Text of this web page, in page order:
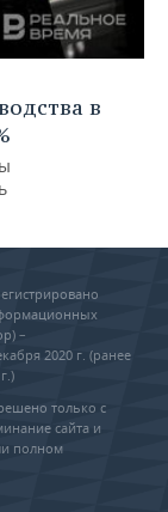
в
–
2020 г. (ранее
только с
сайта и
полном